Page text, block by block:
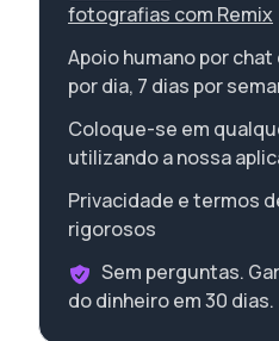
fotografias com Remix
Apoio humano por
por dia, 7 dias por
Coloque-se em
utilizando a nossa
Privacidade e termos
rigorosos
Sem perguntas.
do dinheiro em 30 dias.